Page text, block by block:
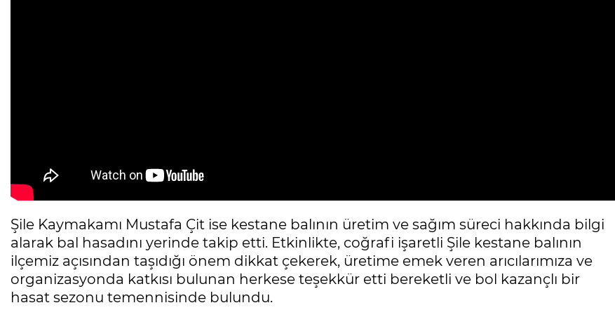
Şile Kaymakamı Mustafa Çit ise kestane balının üretim ve sağım süreci hakkında bilgi
alarak bal hasadını yerinde takip etti. Etkinlikte, coğrafi işaretli Şile kestane balının
ilçemiz açısından taşıdığı önem dikkat çekerek, üretime emek veren arıcılarımıza ve
organizasyonda katkısı bulunan herkese teşekkür etti bereketli ve bol kazançlı bir
hasat sezonu temennisinde bulundu.